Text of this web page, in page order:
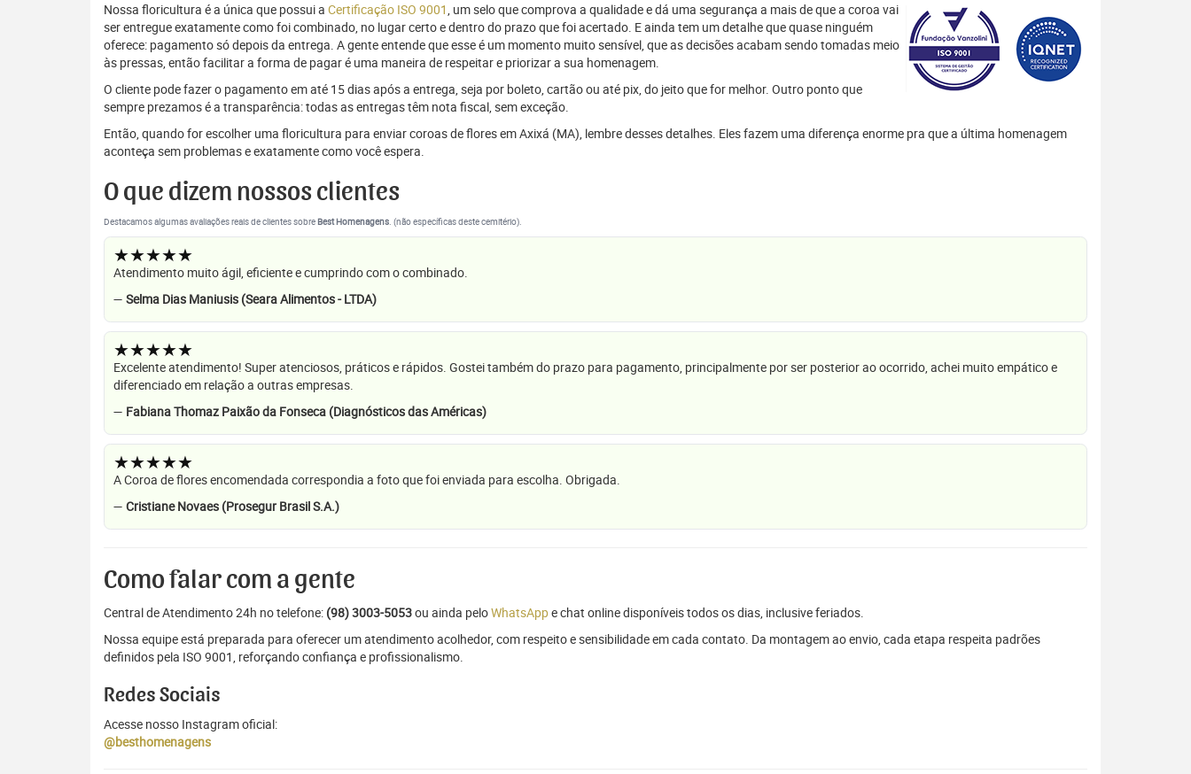
Nossa floricultura é a única que possui a Certificação ISO 9001, um selo que comprova a qualidade e dá uma segurança a mais de que a coroa vai
ser entregue exatamente como foi combinado, no lugar certo e dentro do prazo que foi acertado. E ainda tem um detalhe que quase ninguém
oferece: pagamento só depois da entrega. A gente entende que esse é um momento muito sensível, que as decisões acabam sendo tomadas meio
às pressas, então facilitar a forma de pagar é uma maneira de respeitar e priorizar a sua homenagem.
O cliente pode fazer o pagamento em até 15 dias após a entrega, seja por boleto, cartão ou até pix, do jeito que for melhor. Outro ponto que
sempre prezamos é a transparência: todas as entregas têm nota fiscal, sem exceção.
Então, quando for escolher uma floricultura para enviar coroas de flores em Axixá (MA), lembre desses detalhes. Eles fazem uma diferença enorme pra que a última homenagem
aconteça sem problemas e exatamente como você espera.
O que dizem nossos clientes
Destacamos algumas avaliações reais de clientes sobreBest Homenagens. (não específicas deste cemitério).
★★★★★
Atendimento muito ágil, eficiente e cumprindo com o combinado.
— Selma Dias Maniusis (Seara Alimentos - LTDA)
★★★★★
Excelente atendimento! Super atenciosos, práticos e rápidos. Gostei também do prazo para pagamento, principalmente por ser posterior ao ocorrido, achei muito empático e
diferenciado em relação a outras empresas.
— Fabiana Thomaz Paixão da Fonseca (Diagnósticos das Américas)
★★★★★
A Coroa de flores encomendada correspondia a foto que foi enviada para escolha. Obrigada.
— Cristiane Novaes (Prosegur Brasil S.A.)
Como falar com a gente
Central de Atendimento 24h no telefone: (98) 3003-5053ou ainda peloWhatsAppe chat online disponíveis todos os dias, inclusive feriados.
Nossa equipe está preparada para oferecer um atendimento acolhedor, com respeito e sensibilidade em cada contato. Da montagem ao envio, cada etapa respeita padrões
definidos pela ISO 9001, reforçando confiança e profissionalismo.
Redes Sociais
Acesse nosso Instagram oficial:
@besthomenagens